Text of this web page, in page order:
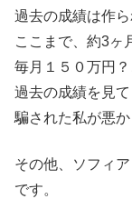
過去の成績は作ら
ここまで、約3ヶ
毎月１５０万円
過去の成績を見
騙された私が悪か
その他、ソフィ
です。